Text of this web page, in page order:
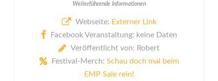
Weiterführende Informationen
Webseite: Externer Link
Facebook Veranstaltung: keine Daten
Veröffentlicht von: Robert
Festival-Merch: Schau doch mal beim
EMP Sale rein!